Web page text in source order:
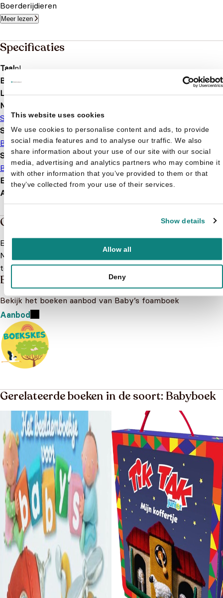
This website uses cookies
We use cookies to personalise content and ads, to provide
social media features and to analyse our traffic. We also
share information about your use of our site with our social
media, advertising and analytics partners who may combine it
with other information that you’ve provided to them or that
they’ve collected from your use of their services.
Show details
Allow all
Deny
Boerderijdieren
Meer lezen
Specificaties
Taalnl
Bindwijze
Leeftijd0 t/m 3 jaar
Merk
Splendid Uitgeverij
Serie of karakter
Baby’s foamboek
Soort boek
BabyboekFoamboek
EAN
9789491209888
Afmetingen
Over de boeken van Baby’s foamboek
Een serie speciaal ontwikkeld voor kinderen van 0-3 jaar.
Met vrolijke illustraties van de leukste dieren van de jungle
tot in je huis. Verzamel ze allemaal.
Baby’s foamboek
Bekijk het boeken aanbod van Baby’s foamboek
Aanbod
Gerelateerde boeken in de soort: Babyboek